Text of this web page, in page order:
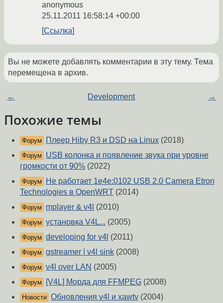
anonymous
25.11.2011 16:58:14 +00:00
Ссылка
Вы не можете добавлять комментарии в эту тему. Тема
перемещена в архив.
← Development →
Похожие темы
Форум Плеер Hiby R3 и DSD на Linux (2018)
Форум
USB колонка и появление звука при уровне
громкости от 90% (2022)
Форум
Не работает 1e4e:0102 USB 2.0 Camera Etron
Technologies в OpenWRT (2014)
Форум mplayer & v4l (2010)
Форум установка V4L... (2005)
Форум developing for v4l (2011)
Форум gstreamer | v4l sink (2008)
Форум v4l over LAN (2005)
Форум [V4L] Морда для FFMPEG (2008)
Новости Обновления v4l и xawtv (2004)